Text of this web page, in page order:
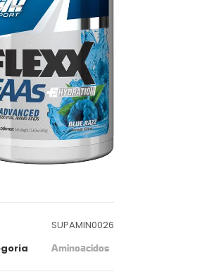
SUPAMIN0026
Aminoacidos